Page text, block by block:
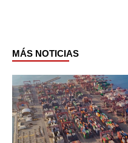
MÁS NOTICIAS
PagePage